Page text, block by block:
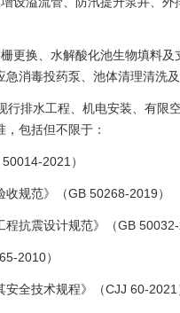
更换、水解酸化池生物填料
消毒投药泵、池体清理清洗及
行排水工程、机电安装、有限
包括但不限于：
2021）
收规范》（GB 50268-2019）
程抗震设计规范》（GB 50032-
2010）
安全技术规程》（CJJ 60-2021